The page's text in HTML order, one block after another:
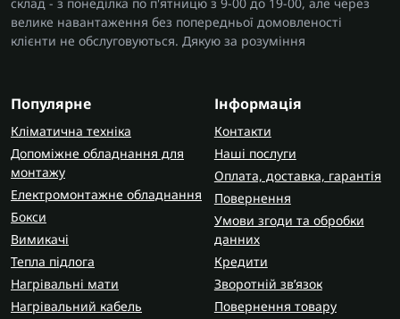
велике навантаження без попередньої домовленості
клієнти не обслуговуються. Дякую за розуміння
Популярне
Кліматична техніка
Допоміжне обладнання для
монтажу
Електромонтажне обладнання
Бокси
Вимикачі
Тепла підлога
Нагрівальні мати
Нагрівальний кабель
Інформація
Контакти
Наші послуги
Оплата, доставка, гарантія
Повернення
Умови згоди та обробки
данних
Кредити
Зворотній зв’язок
Повернення товару